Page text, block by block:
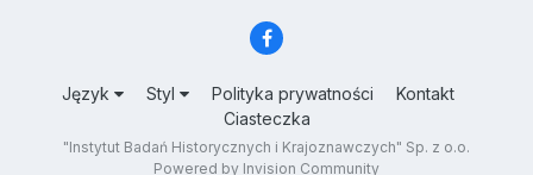
Język Styl Polityka prywatności
Kontakt
Ciasteczka
"Instytut Badań Historycznych i Krajoznawczych" Sp. z o.o.
Powered by Invision Community